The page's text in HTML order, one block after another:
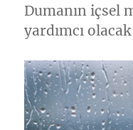
Dumanın içsel
yardımcı